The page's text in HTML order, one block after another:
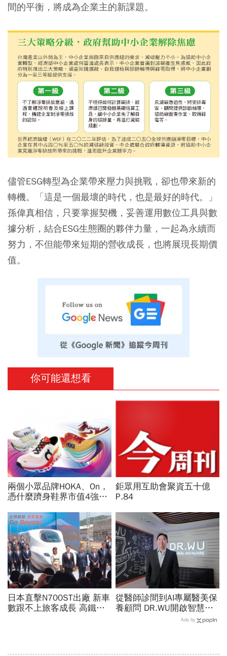
間的平衡，將成為企業主的新課題。
儘管ESG轉型為企業帶來壓力與挑戰，卻也帶來新的
轉機。「這是一個最壞的時代，也是最好的時代。」
孫偉真相信，只要掌握契機，妥善運用數位工具與數
據分析，結合ESG生態圈的夥伴力量，一起為永續而
努力，不但能帶來短期的營收成長，也將展現長期價
值。
你可能還想看
兩個小眾品牌HOKA、On，
憑什麼躋身鞋界市值4強、
密運動鞋新天王們
鉅眾用互助會聚資五十億
P.84
日本直擊N700ST出廠 新車
數跟不上旅客成長 高鐵遇3
從醫師診間到AI專屬醫美保
養顧問 DR.WU開啟智慧養
Ads by